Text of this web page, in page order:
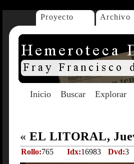
Proyecto Archivo
Inicio Buscar Explorar
« EL LITORAL,
Rollo:765 Idx:16983 Dvd:3